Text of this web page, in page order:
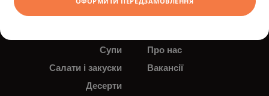
Роли та суші
Супи
Салати і закуски
Десерти
Новини
Про нас
Вакансії